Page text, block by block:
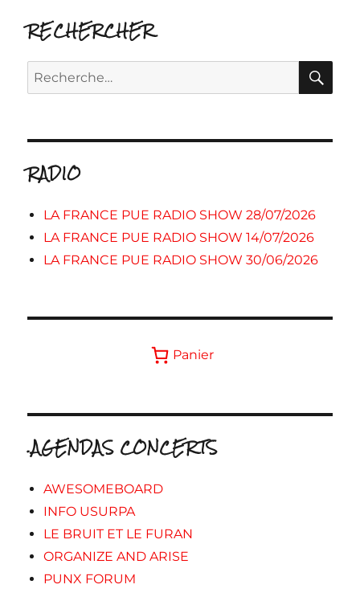
RECHERCHER
Recherche
pour :
RADIO
LA FRANCE PUE RADIO SHOW 28/07/2026
LA FRANCE PUE RADIO SHOW 14/07/2026
LA FRANCE PUE RADIO SHOW 30/06/2026
Panier
.AGENDAS CONCERTS
AWESOMEBOARD
INFO USURPA
LE BRUIT ET LE FURAN
ORGANIZE AND ARISE
PUNX FORUM